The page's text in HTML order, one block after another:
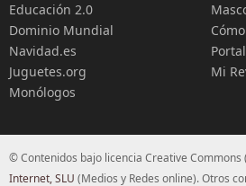
Educación 2.0
Dominio Mundial
Navidad.es
Juguetes.org
Monólogos
Mi
© Contenidos bajo licencia Creative Commons
Internet, SLU (Medios y Redes online). Otros